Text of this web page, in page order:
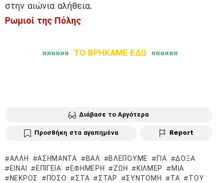
στην αιώνια αλήθεια.
Ρωμιοί της Πόλης
»»»»»» ΤΟ ΒΡΗΚΑΜΕ ΕΔΩ ««««««
Διάβασε το Αργότερα
Προσθήκη στα αγαπημένα Report
ΆΛΛΗ ΑΣΉΜΑΝΤΑ ΒΑΛ ΒΛΈΠΟΥΜΕ ΓΙΑ
ΔΌΞΑ
ΕΊΝΑΙ
ΕΠΊΓΕΙΑ ΕΦΉΜΕΡΗ ΖΩΉ ΚΊΛΜΕΡ
ΜΙΑ
ΝΕΚΡΌΣ
ΠΌΣΟ ΣΤΑ ΣΤΑΡ ΣΎΝΤΟΜΗ ΤΑ
ΤΟΥ